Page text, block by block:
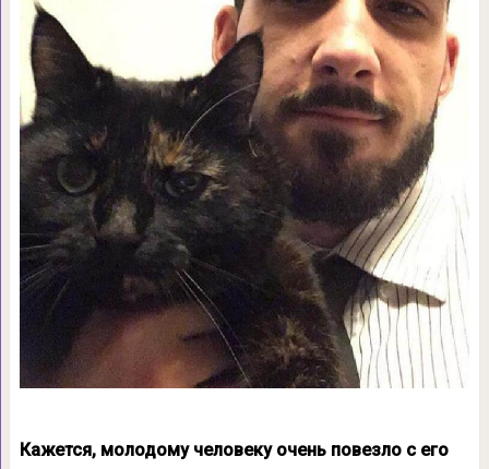
Кажется, молодому человеку очень повезло с его